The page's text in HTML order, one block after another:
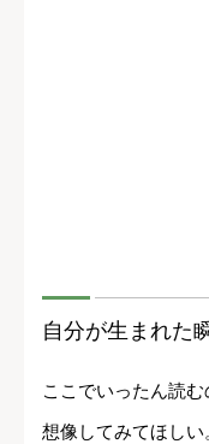
自分が生まれた
ここでいったん読
想像してみてほし